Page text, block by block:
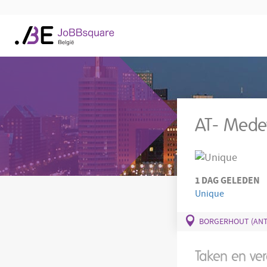
AT-
1 DAG GELEDEN
Unique
BORGERHOUT
Taken en